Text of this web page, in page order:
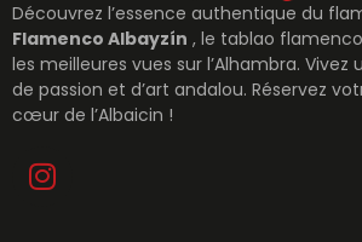
Découvrez l’essence authentique du
Flamenco Albayzín , le tablao
les meilleures vues sur l’Alhambra.
de passion et d’art andalou. Réservez
cœur de l’Albaicin !